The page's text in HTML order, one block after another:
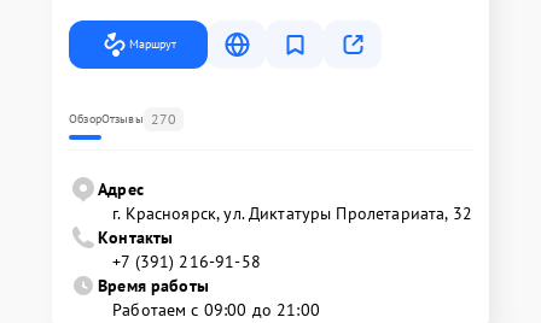
Маршрут
ОбзорОтзывы 270
Адрес
г. Красноярск, ул. Диктатуры Пролетариата, 32
Контакты
+7 (391) 216-91-58
Время работы
Работаем с 09:00 до 21:00